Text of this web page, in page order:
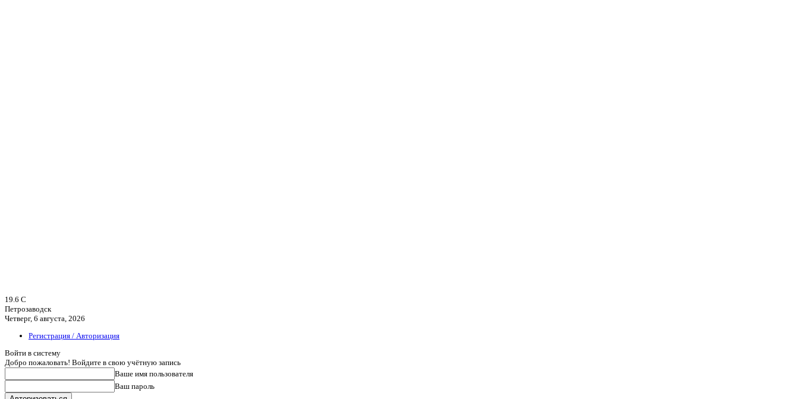
19.6 C
Петрозаводск
Четверг, 6 августа, 2026
Регистрация / Авторизация
Войти в систему
Добро пожаловать! Войдите в свою учётную запись
Ваше имя пользователя
Ваш пароль